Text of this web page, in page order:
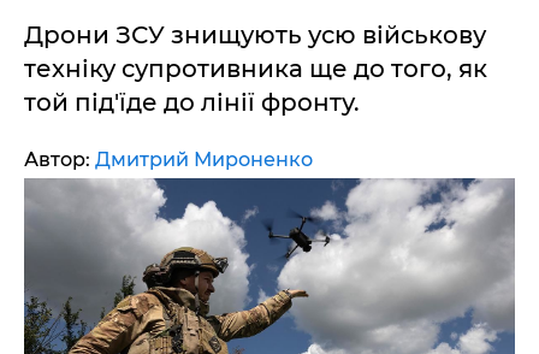
Дрони ЗСУ знищують усю військову
техніку супротивника ще до того, як
той під'їде до лінії фронту.
Автор: Дмитрий Мироненко